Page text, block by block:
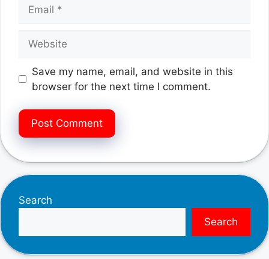
Save my name, email, and website in this
browser for the next time I comment.
Search
Search